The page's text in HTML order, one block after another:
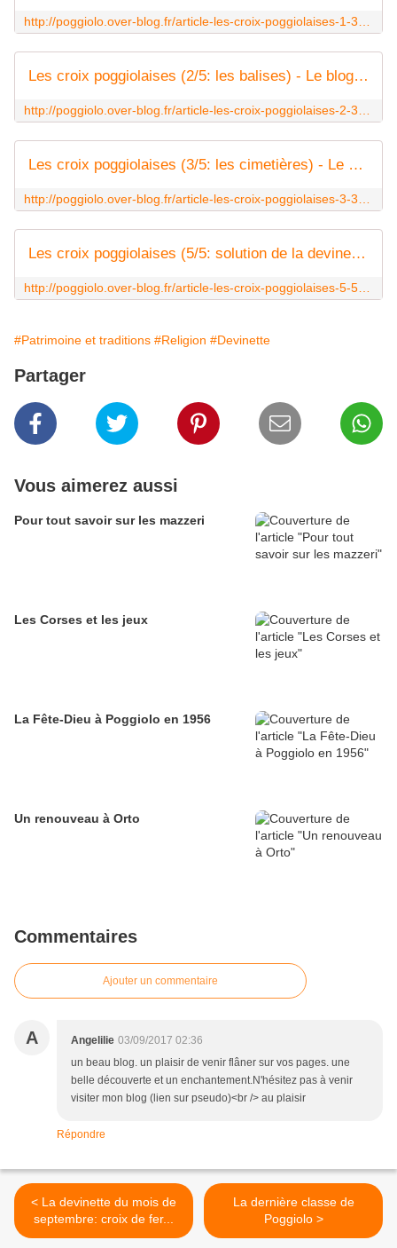
Les croix poggiolaises (2/5: les balises) - Le blog des Poggiolais
Les croix poggiolaises (3/5: les cimetières) - Le blog des Poggiolais
Les croix poggiolaises (5/5: solution de la devinette) - Le blog des Poggiolais
#Patrimoine et traditions #Religion #Devinette
Partager
Vous aimerez aussi
Pour tout savoir sur les mazzeri
Les Corses et les jeux
La Fête-Dieu à Poggiolo en 1956
Un renouveau à Orto
Commentaires
Ajouter un commentaire
A Angelilie 03/09/2017 02:36
un beau blog. un plaisir de venir flâner sur vos pages. une
belle découverte et un enchantement.N'hésitez pas à venir
visiter mon blog (lien sur pseudo)<br /> au plaisir
Répondre
< La devinette du mois de
septembre: croix de fer...
La dernière classe de
Poggiolo >